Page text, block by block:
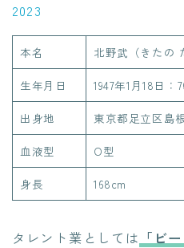
2023
本名 北野武（きたの
生年月日 1947年1月18日：
出身地 東京都足立区島
血液型 O型
身長 168cm
タレント業としては 「ビ